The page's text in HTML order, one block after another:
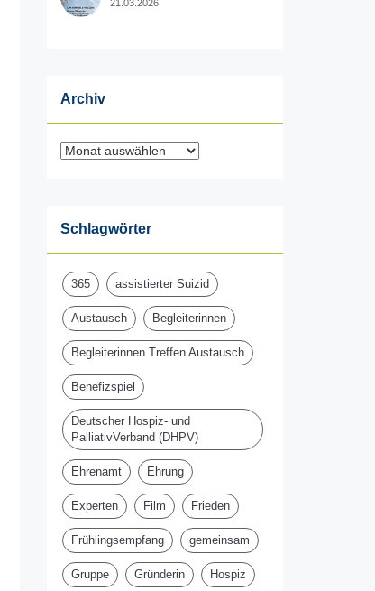
21.03.2026
Archiv
Archiv
Schlagwörter
365 assistierter Suizid
Austausch Begleiterinnen
Begleiterinnen Treffen Austausch
Benefizspiel
Deutscher Hospiz- und
PalliativVerband (DHPV)
Ehrenamt Ehrung
Experten Film Frieden
Frühlingsempfang gemeinsam
Gruppe Gründerin Hospiz